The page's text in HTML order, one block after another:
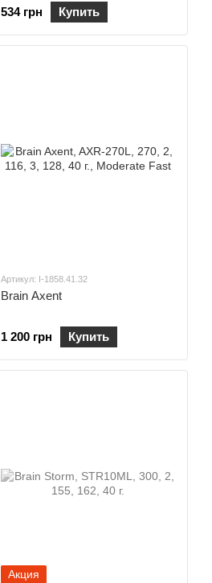
534 грн Купить
Артикул: I-1858.41.32
Brain Axent
1 200 грн Купить
Акция